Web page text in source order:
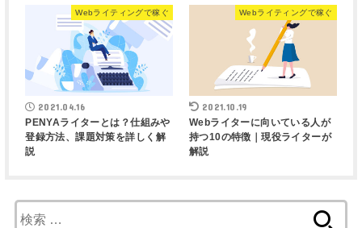
Webライティングで稼ぐ
2021.04.16
PENYAライターとは？仕組みや
登録方法、課題対策を詳しく解
説
Webライティングで稼ぐ
2021.10.19
Webライターに向いている人が
持つ10の特徴｜現役ライターが
解説